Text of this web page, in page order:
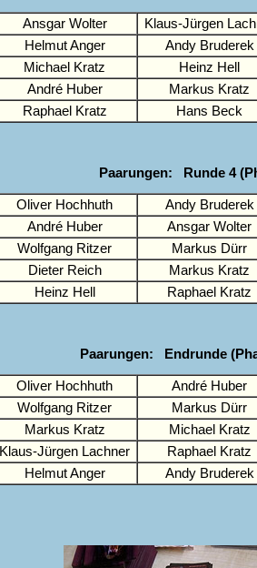
Ansgar Wolter Klaus-Jürgen
Helmut Anger Andy Bruderek
Michael Kratz Heinz Hell
André Huber Markus Kratz
Raphael Kratz Hans Beck
Paarungen: Runde 4
Oliver Hochhuth Andy Bruderek
André Huber Ansgar Wolter
Wolfgang Ritzer Markus Dürr
Dieter Reich Markus Kratz
Heinz Hell Raphael Kratz
Paarungen: Endrunde
Oliver Hochhuth André Huber
Wolfgang Ritzer Markus Dürr
Markus Kratz Michael Kratz
Klaus-Jürgen Lachner Raphael Kratz
Helmut Anger Andy Bruderek